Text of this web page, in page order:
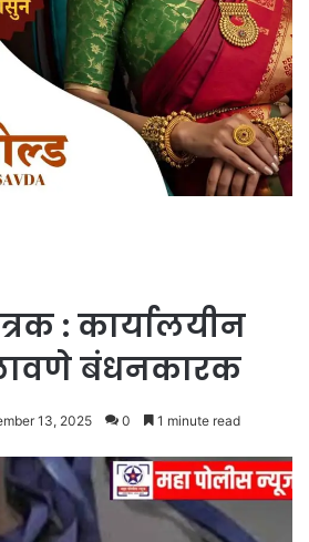
: कार्यालयीन
बंधनकारक
13, 2025 0 1 minute read